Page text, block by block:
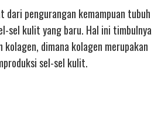
dari pengurangan kemampuan tubuh
sel kulit yang baru. Hal ini timbulnya
kolagen, dimana kolagen merupakan
sel-sel kulit.